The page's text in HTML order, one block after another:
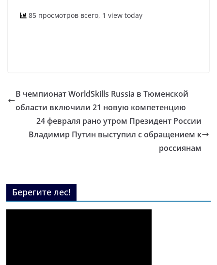
85 просмотров всего, 1 view today
В чемпионат WorldSkills Russia в Тюменской
области включили 21 новую компетенцию
24 февраля рано утром Президент России
Владимир Путин выступил с обращением к
россиянам
Берегите лес!